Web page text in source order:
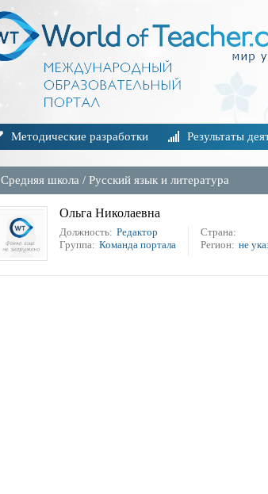
Методические разработки Результаты
Средняя школа / Русский язык и литература
Ольга Николаевна
Должность: Редактор
Группа: Команда портала
Страна:
Регион: не